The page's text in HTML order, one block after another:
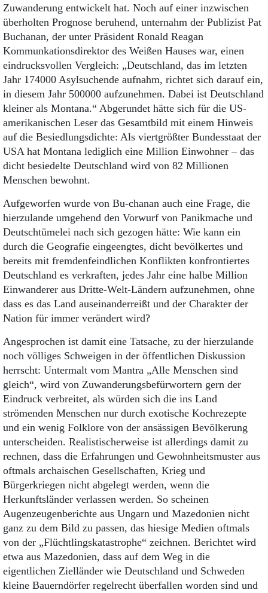
Zuwanderung entwickelt hat. Noch auf einer inzwischen
überholten Prognose beruhend, unternahm der Publizist Pat
Buchanan, der unter Präsident Ronald Reagan
Kommunkationsdirektor des Weißen Hauses war, einen
eindrucksvollen Vergleich: „Deutschland, das im letzten
Jahr 174000 Asylsuchende aufnahm, richtet sich darauf ein,
in diesem Jahr 500000 aufzunehmen. Dabei ist Deutschland
kleiner als Montana.“ Abgerundet hätte sich für die US-
amerikanischen Leser das Gesamtbild mit einem Hinweis
auf die Besiedlungsdichte: Als viertgrößter Bundesstaat der
USA hat Montana lediglich eine Million Einwohner – das
dicht besiedelte Deutschland wird von 82 Millionen
Menschen bewohnt.
Aufgeworfen wurde von Bu-chanan auch eine Frage, die
hierzulande umgehend den Vorwurf von Panikmache und
Deutschtümelei nach sich gezogen hätte: Wie kann ein
durch die Geografie eingeengtes, dicht bevölkertes und
bereits mit fremdenfeindlichen Konflikten konfrontiertes
Deutschland es verkraften, jedes Jahr eine halbe Million
Einwanderer aus Dritte-Welt-Ländern aufzunehmen, ohne
dass es das Land auseinanderreißt und der Charakter der
Nation für immer verändert wird?
Angesprochen ist damit eine Tatsache, zu der hierzulande
noch völliges Schweigen in der öffentlichen Diskussion
herrscht: Untermalt vom Mantra „Alle Menschen sind
gleich“, wird von Zuwanderungsbefürwortern gern der
Eindruck verbreitet, als würden sich die ins Land
strömenden Menschen nur durch exotische Kochrezepte
und ein wenig Folklore von der ansässigen Bevölkerung
unterscheiden. Realistischerweise ist allerdings damit zu
rechnen, dass die Erfahrungen und Gewohnheitsmuster aus
oftmals archaischen Gesellschaften, Krieg und
Bürgerkriegen nicht abgelegt werden, wenn die
Herkunftsländer verlassen werden. So scheinen
Augenzeugenberichte aus Ungarn und Mazedonien nicht
ganz zu dem Bild zu passen, das hiesige Medien oftmals
von der „Flüchtlingskatastrophe“ zeichnen. Berichtet wird
etwa aus Mazedonien, dass auf dem Weg in die
eigentlichen Zielländer wie Deutschland und Schweden
kleine Bauerndörfer regelrecht überfallen worden sind und